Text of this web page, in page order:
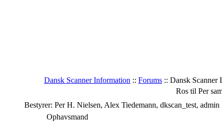
Dansk Scanner Information :: Forums :: Dansk
Ros til Per
Bestyrer: Per H. Nielsen, Alex Tiedemann, dkscan_test, admin
Ophavsmand